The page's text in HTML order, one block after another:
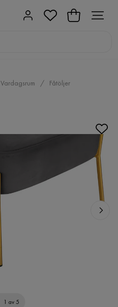
Vardagsrum Fåtöljer
1 av 5